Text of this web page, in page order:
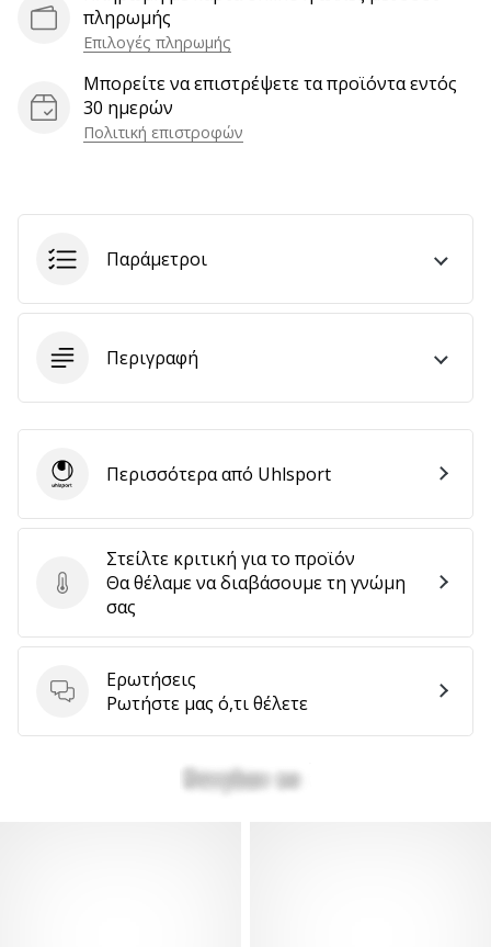
χάντμπολ
όπως
πρεσβευτής/
πρέσβειρα
όλων
των
άρθρων
πληρωμής
Επιλογές πληρωμής
Μπορείτε να επιστρέψετε τα προϊόντα εντός
30 ημερών
Πολιτική επιστροφών
Παράμετροι
Περιγραφή
Στείλτε κριτική για το προϊόν
Στείλτε κριτική για το προϊόν
Θα θέλαμε να διαβάσουμε τη γνώμη
σας
Ερωτήσεις
Ερωτήσεις
Ρωτήστε μας ό,τι θέλετε
UhlsportΠερισσότερα από Uhlsport